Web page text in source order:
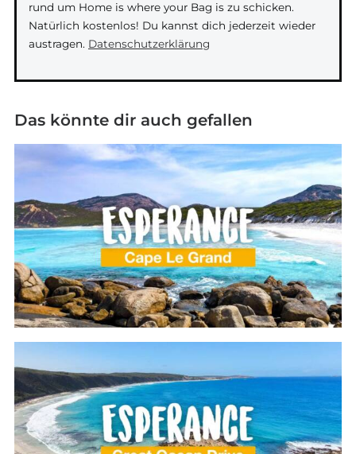
rund um Home is where your Bag is zu schicken.
Natürlich kostenlos! Du kannst dich jederzeit wieder
austragen. Datenschutzerklärung
Das könnte dir auch gefallen